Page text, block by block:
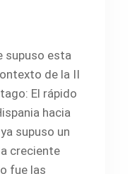
supuso esta
de la II
El rápido
hacia
supuso un
creciente
fue las